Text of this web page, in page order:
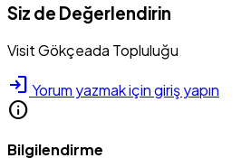
Siz de Değerlendirin
Visit Gökçeada Topluluğu
login Yorum yazmak için giriş yapın
info
Bilgilendirme